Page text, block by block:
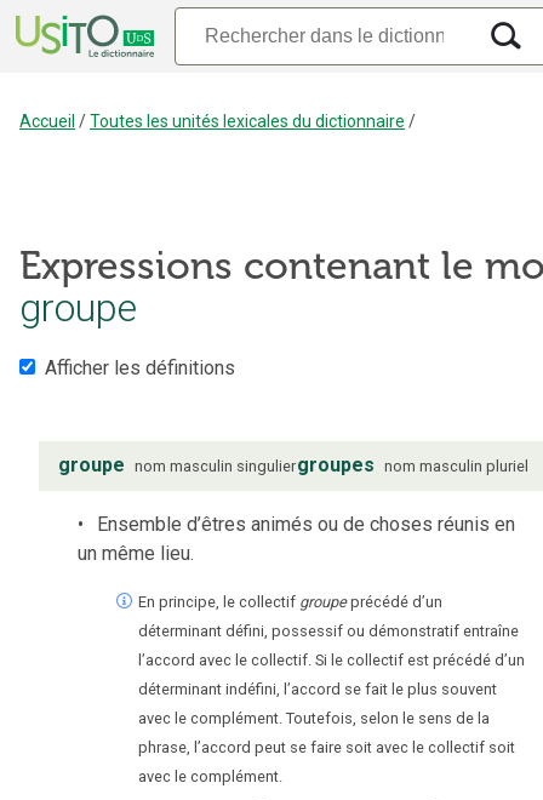
Accueil /Toutes les unités lexicales du dictionnaire /
Expressions contenant le
groupe
Afficher les définitions
groupe nom masculin singuliergroupes nom masculin pluriel
Ensemble d’êtres animés ou de choses réunis en
un même lieu.
En principe, le collectif groupe précédé d’un
déterminant défini, possessif ou démonstratif entraîne
l’accord avec le collectif. Si le collectif est précédé d’un
déterminant indéfini, l’accord se fait le plus souvent
avec le complément. Toutefois, selon le sens de la
phrase, l’accord peut se faire soit avec le collectif soit
avec le complément.